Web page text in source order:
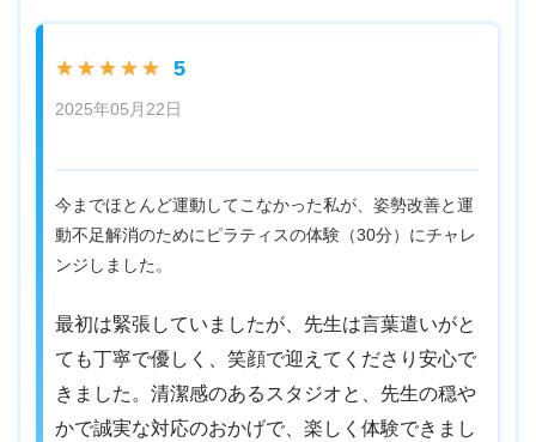
★★★★★ 5
2025年05月22日
今までほとんど運動してこなかった私が、姿勢改善と運
動不足解消のためにピラティスの体験（30分）にチャレ
ンジしました。
最初は緊張していましたが、先生は言葉遣いがと
ても丁寧で優しく、笑顔で迎えてくださり安心で
きました。清潔感のあるスタジオと、先生の穏や
かで誠実な対応のおかげで、楽しく体験できまし